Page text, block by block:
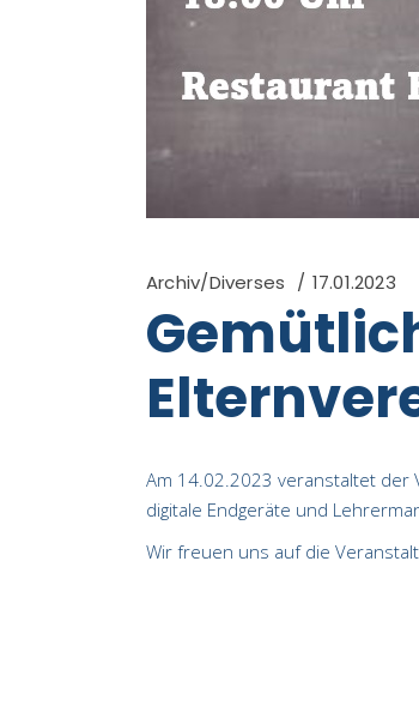
Archiv/Diverses 17.01.2023
Am 14.02.2023 veranstaltet der
digitale Endgeräte und
Wir freuen uns auf die